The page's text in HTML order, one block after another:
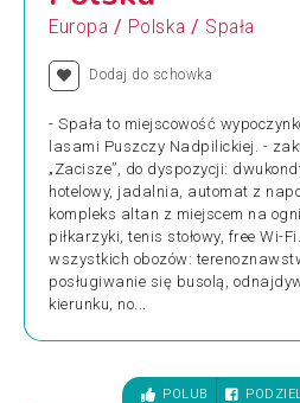
Europa / Polska / Spała
Dodaj do schowka
- Spała to miejscowość
lasami Puszczy Nadpilickiej. -
„Zacisze”, do dyspozycji:
hotelowy, jadalnia, automat z
kompleks altan z miejscem na
piłkarzyki, tenis stołowy, free Wi-
wszystkich obozów:
posługiwanie się busolą,
kierunku, no...
POLUB